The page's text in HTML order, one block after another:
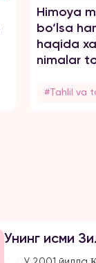
Himoya
bo‘lsa
haqida
nimalar
#Tahlil va
Унинг исми